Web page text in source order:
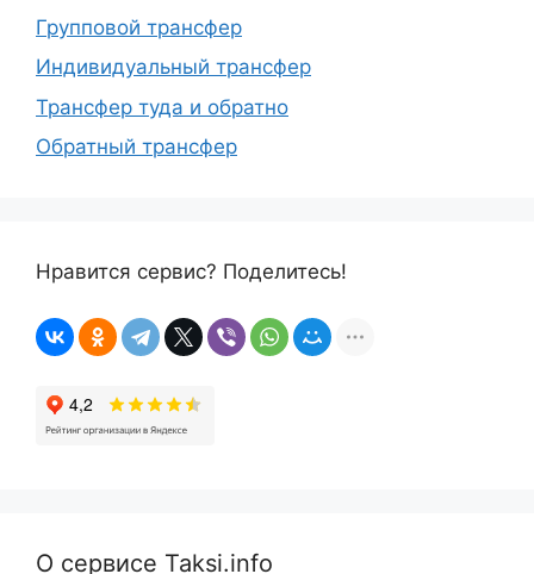
Групповой трансфер
Индивидуальный трансфер
Трансфер туда и обратно
Обратный трансфер
Нравится сервис? Поделитесь!
О сервисе Taksi.info